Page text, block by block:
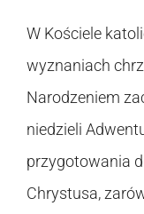
W Kościele
wyznaniach
Narodzeniem
niedzieli
przygotowania
Chrystusa,